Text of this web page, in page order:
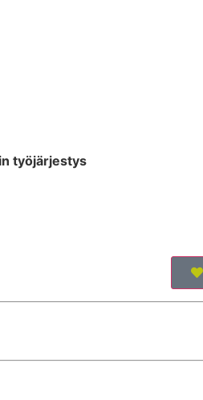
työjärjestys